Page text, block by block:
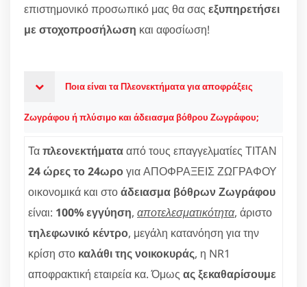
επιστημονικό προσωπικό μας θα σας εξυπηρετήσει
με στοχοπροσήλωση και αφοσίωση!
Ποια είναι τα Πλεονεκτήματα για αποφράξεις
Ζωγράφου ή πλύσιμο και άδειασμα βόθρου Ζωγράφου;
Ταπλεονεκτήματααπό τους επαγγελματίες ΤΙΤΑΝ
24 ώρες το 24ωρογια ΑΠΟΦΡΑΞΕΙΣ ΖΩΓΡΑΦΟΥ
οικονομικά και στοάδειασμα βόθρων Ζωγράφου
είναι: 100% εγγύηση, αποτελεσματικότητα, άριστο
τηλεφωνικό κέντρο, μεγάλη κατανόηση για την
κρίση στο καλάθι της νοικοκυράς, η NR1
αποφρακτική εταιρεία κα. Όμως ας ξεκαθαρίσουμε